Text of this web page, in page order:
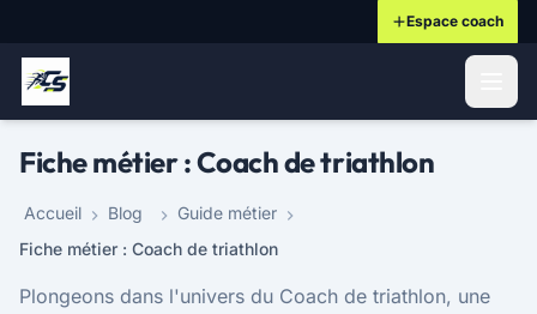
Espace coach
Fiche métier : Coach de triathlon
Accueil Blog
Guide métier
Fiche métier : Coach de triathlon
Plongeons dans l'univers du Coach de triathlon, une